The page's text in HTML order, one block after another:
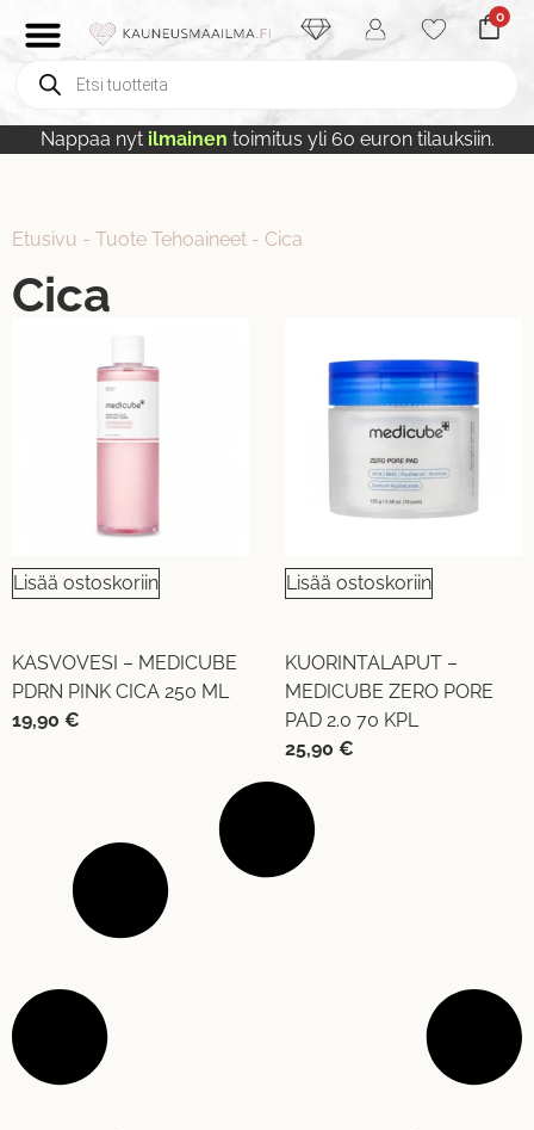
0
Nappaa nyt ilmainen toimitus yli 60 euron tilauksiin.
Etusivu - Tuote Tehoaineet - Cica
Cica
Lisää ostoskoriin
KASVOVESI – MEDICUBE
PDRN PINK CICA 250 ML
19,90 €
Lisää ostoskoriin
KUORINTALAPUT –
MEDICUBE ZERO PORE
PAD 2.0 70 KPL
25,90 €